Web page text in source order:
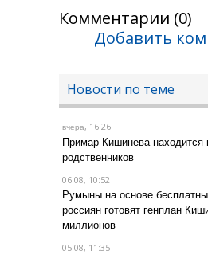
Комментарии (0)
Добавить
Новости по теме
вчера, 16:26
Примар Кишинева находится
родственников
06.08, 10:52
Румыны на основе
россиян готовят генплан
миллионов
05.08, 11:35